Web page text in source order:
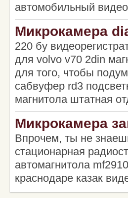
автомобильный
Микрокамера
220 бу
для volvo v70 2din
для того, чтобы
сабвуфер rd3
магнитола штатная
Микрокамера
Впрочем, ты не
стационарная
автомагнитола
краснодаре казак